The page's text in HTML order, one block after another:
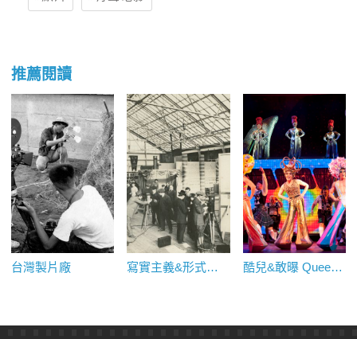
推薦閱讀
台灣製片廠 寫實主義&形式主義 Realistic & Formalistic Cinema 酷兒&敢曝 Queer&Camp